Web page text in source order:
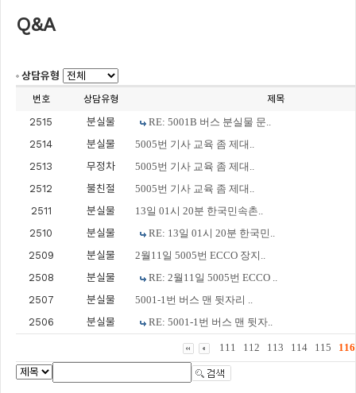
Q&A
상담유형
번호 상담유형 제목
2515 분실물
RE: 5001B 버스 분실물 문..
2514
분실물
5005번 기사 교육 좀 제대..
2513
무정차
5005번 기사 교육 좀 제대..
2512
불친절
5005번 기사 교육 좀 제대..
2511
분실물
13일 01시 20분 한국민속촌..
2510
분실물
RE: 13일 01시 20분 한국민..
2509
분실물
2월11일 5005번 ECCO 장지..
2508
분실물
RE: 2월11일 5005번 ECCO ..
2507
분실물
5001-1번 버스 맨 뒷자리 ..
2506
분실물 RE: 5001-1번 버스 맨 뒷자..
111 112 113 114 115 116